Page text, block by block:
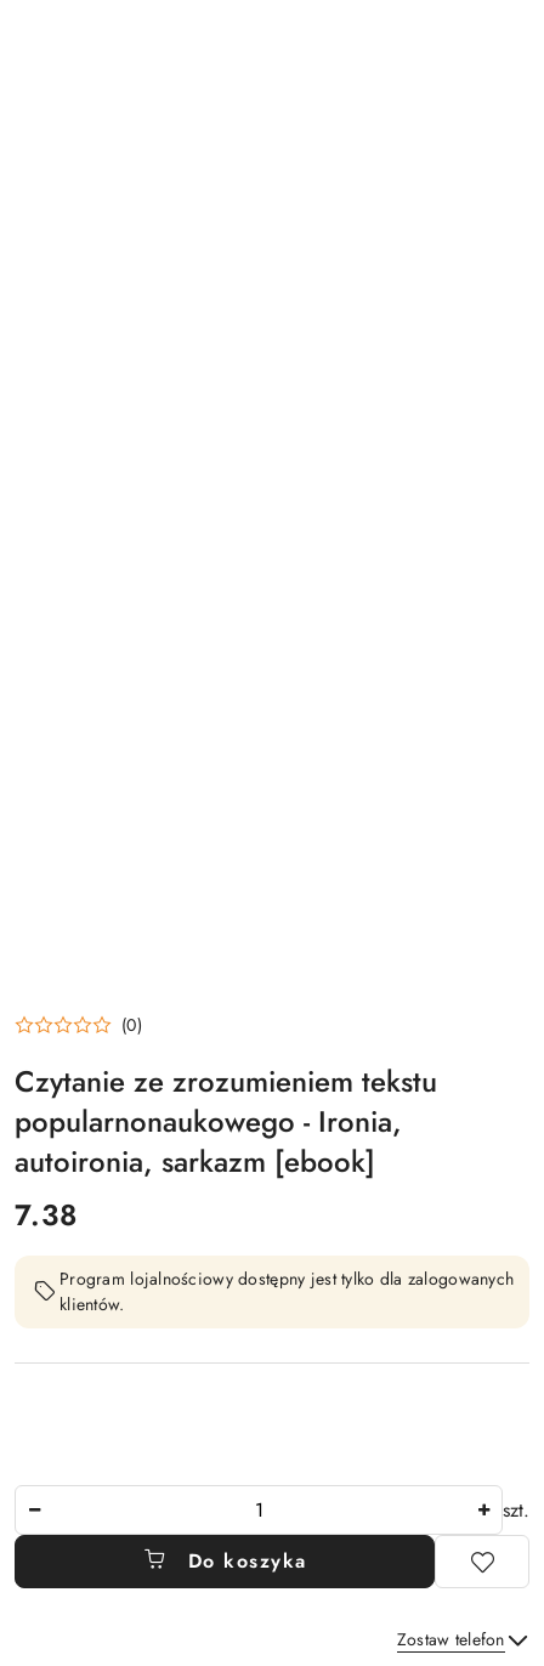
(0)
Czytanie ze zrozumieniem tekstu
popularnonaukowego - Ironia,
autoironia, sarkazm [ebook]
cena:
7.38
Program lojalnościowy dostępny jest tylko dla zalogowanych
klientów.
szt.
Do koszyka
Zostaw telefon